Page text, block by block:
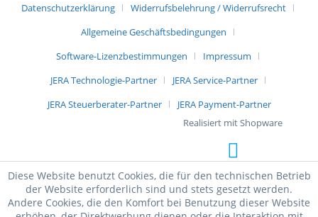
Datenschutzerklärung
Widerrufsbelehrung / Widerrufsrecht
Allgemeine Geschäftsbedingungen
Software-Lizenzbestimmungen
Impressum
JERA Technologie-Partner
JERA Service-Partner
JERA Steuerberater-Partner
JERA Payment-Partner
Realisiert mit Shopware
Diese Website benutzt Cookies, die für den technischen Betrieb
der Website erforderlich sind und stets gesetzt werden.
Andere Cookies, die den Komfort bei Benutzung dieser Website